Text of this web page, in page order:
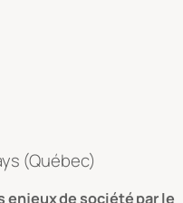
(Québec)
enjeux de société par le